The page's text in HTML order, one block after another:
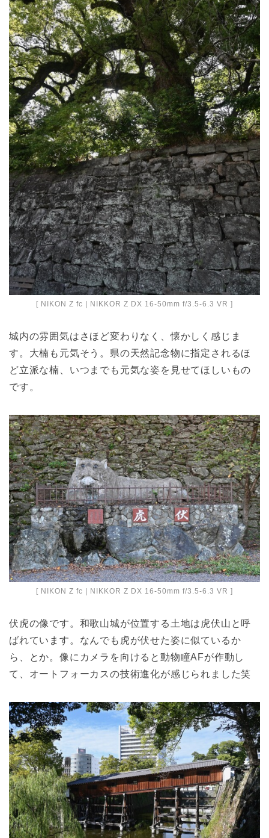
[ NIKON Z fc | NIKKOR Z DX 16-50mm f/3.5-6.3 VR ]
城内の雰囲気はさほど変わりなく、懐かしく感じま
す。大楠も元気そう。県の天然記念物に指定されるほ
ど立派な楠、いつまでも元気な姿を見せてほしいもの
です。
[ NIKON Z fc | NIKKOR Z DX 16-50mm f/3.5-6.3 VR ]
伏虎の像です。和歌山城が位置する土地は虎伏山と呼
ばれています。なんでも虎が伏せた姿に似ているか
ら、とか。像にカメラを向けると動物瞳AFが作動し
て、オートフォーカスの技術進化が感じられました笑